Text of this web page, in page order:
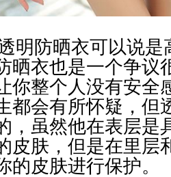
明防晒衣可以说是
晒衣也是一个争议
你整个人没有安全
都会有所怀疑，但
，虽然他在表层是
皮肤，但是在里层
的皮肤进行保护。